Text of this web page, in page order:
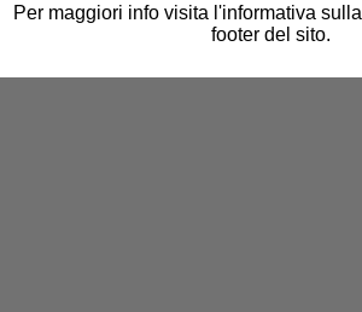
Per maggiori info visita l'informativa sulla
footer del sito.